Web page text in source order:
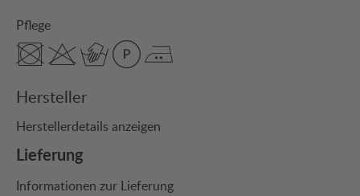
Pflege
Hersteller
Herstellerdetails anzeigen
Lieferung
Informationen zur Lieferung